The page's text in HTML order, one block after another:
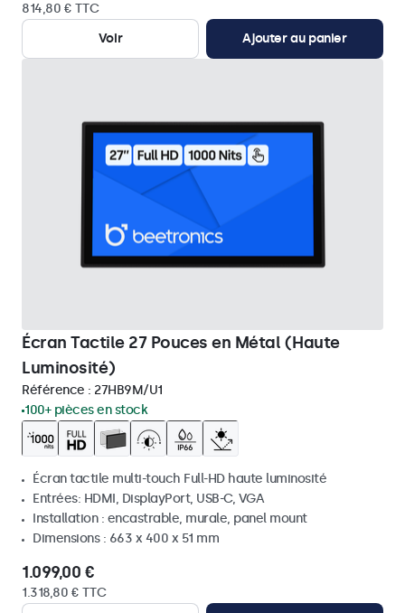
814,80 € TTC
Voir
Ajouter au panier
Écran Tactile 27 Pouces en Métal (Haute
Luminosité)
Référence : 27HB9M/U1
100+ pièces en stock
Écran tactile multi-touch Full-HD haute luminosité
Entrées: HDMI, DisplayPort, USB-C, VGA
Installation : encastrable, murale, panel mount
Dimensions : 663 x 400 x 51 mm
1.099,00 €
1.318,80 € TTC